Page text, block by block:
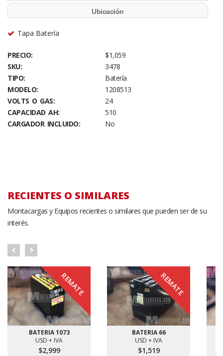
Ubicación
Tapa Batería
PRECIO:
$1,059
SKU:
3478
TIPO:
Batería
MODELO:
1208513
VOLTS O GAS:
24
CAPACIDAD AH:
510
CARGADOR INCLUIDO:
No
RECIENTES O SIMILARES
Montacargas y Equipos recientes o similares que pueden ser de su
interés.
REMATE
BATERIA 1073
USD + IVA
$2,999
REMATE
BATERIA 66
USD + IVA
$1,519